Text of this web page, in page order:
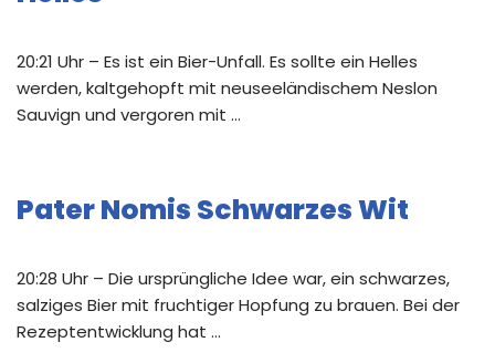
20:21 Uhr – Es ist ein Bier-Unfall. Es sollte ein Helles
werden, kaltgehopft mit neuseeländischem Neslon
Sauvign und vergoren mit …
Pater Nomis Schwarzes Wit
20:28 Uhr – Die ursprüngliche Idee war, ein schwarzes,
salziges Bier mit fruchtiger Hopfung zu brauen. Bei der
Rezeptentwicklung hat …